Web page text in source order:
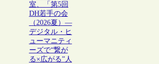
室、「第5回
DH若手の会
（2026夏）―
デジタル・ヒ
ューマニティ
ーズで“繋が
る×広がる”人